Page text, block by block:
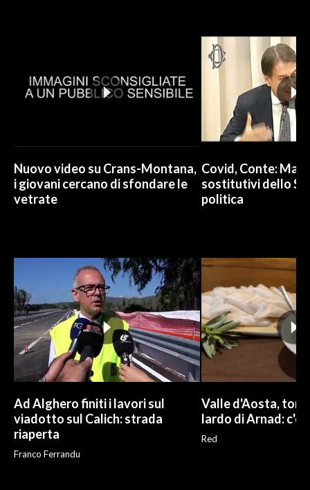
NECROLOGI
Nuovo video su Crans-Montana,
i giovani cercano di sfondare le
vetrate
Covid, Conte: Mai
sostitutivi dello
politica
Ad Alghero finiti i lavori sul
viadotto sul Calich: strada
riaperta
Franco Ferrandu
Valle d'Aosta,
lardo di Arnad: c'è
Red